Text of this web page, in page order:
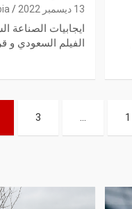
13 ديسمبر 2022
ايجابيات الصناعة
الفيلم السعودي و
1
…
3